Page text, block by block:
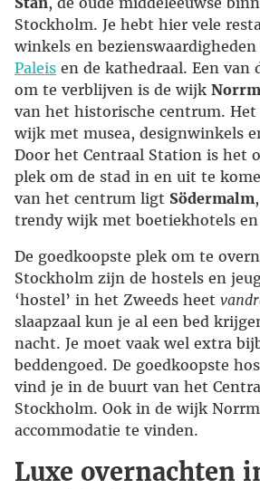
Stockholm. Je hebt hier vele
winkels en bezienswaardigheden
Paleis en de kathedraal. Een van
om te verblijven is de wijk
van het historische centrum. Het
wijk met musea, designwinkels
Door het Centraal Station is het
plek om de stad in en uit te
van het centrum ligt Södermalm
trendy wijk met boetiekhotels en
De goedkoopste plek om te
Stockholm zijn de hostels en
‘hostel’ in het Zweeds heet
slaapzaal kun je al een bed
nacht. Je moet vaak wel extra
beddengoed. De goedkoopste
vind je in de buurt van het
Stockholm. Ook in de wijk
accommodatie te vinden.
Luxe overnachten